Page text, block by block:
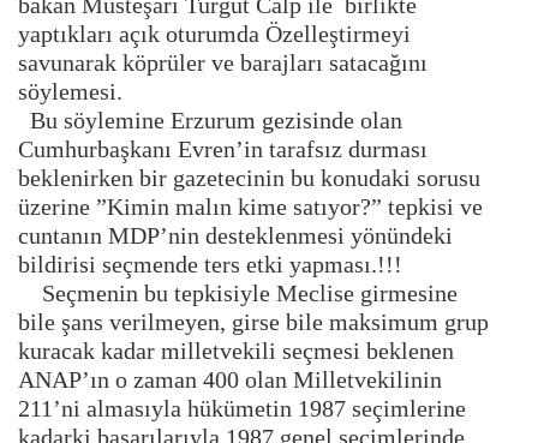
yaptıkları açık oturumda Özelleştirmeyi
savunarak köprüler ve barajları satacağını
söylemesi.
Bu söylemine Erzurum gezisinde olan
Cumhurbaşkanı Evren’in tarafsız durması
beklenirken bir gazetecinin bu konudaki sorusu
üzerine ”Kimin malın kime satıyor?” tepkisi ve
cuntanın MDP’nin desteklenmesi yönündeki
bildirisi seçmende ters etki yapması.!!!
Seçmenin bu tepkisiyle Meclise girmesine
bile şans verilmeyen, girse bile maksimum grup
kuracak kadar milletvekili seçmesi beklenen
ANAP’ın o zaman 400 olan Milletvekilinin
211’ni almasıyla hükümetin 1987 seçimlerine
kadarki başarılarıyla 1987 genel seçimlerinde